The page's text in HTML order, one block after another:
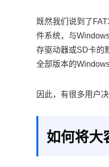
既然我们说到了
件系统，与
存驱动器或SD卡的
全部版本的
因此，有很多用户
如何将大